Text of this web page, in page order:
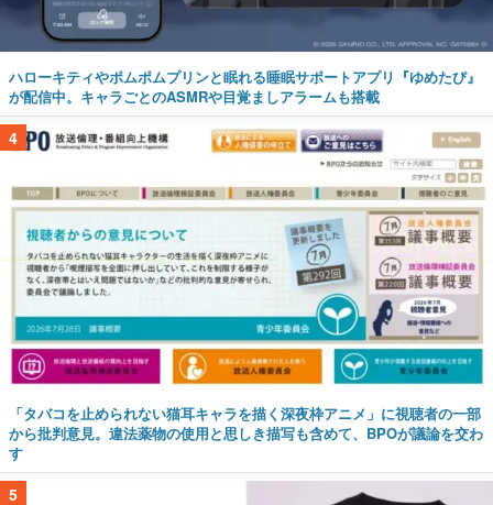
ハローキティやポムポムプリンと眠れる睡眠サポートアプリ『ゆめたび』
が配信中。キャラごとのASMRや目覚ましアラームも搭載
4
「タバコを止められない猫耳キャラを描く深夜枠アニメ」に視聴者の一部
から批判意見。違法薬物の使用と思しき描写も含めて、BPOが議論を交わ
す
5